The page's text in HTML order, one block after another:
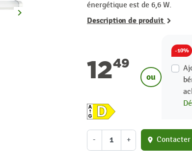
Suivant
keyboard_arrow_right
énergétique est de 6,6 W.
Description de produit
1249
ou
-10%
- + location_on Contacter